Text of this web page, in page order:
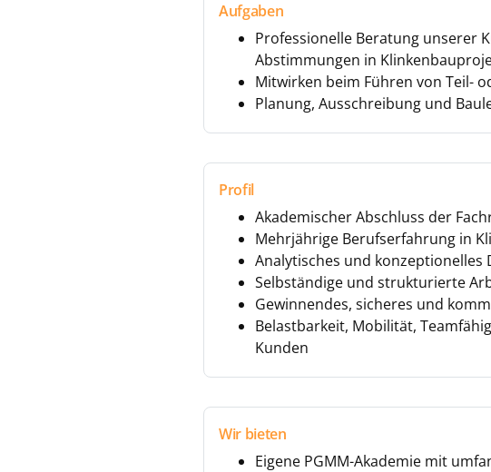
Aufgaben
Professionelle Beratung unserer
Abstimmungen in
Mitwirken beim Führen von Teil-
Planung, Ausschreibung und
Profil
Akademischer Abschluss der
Mehrjährige Berufserfahrung in
Analytisches und konzeptionelles
Selbständige und strukturierte
Gewinnendes, sicheres und
Belastbarkeit, Mobilität,
Kunden
Wir bieten
Eigene PGMM-Akademie mit